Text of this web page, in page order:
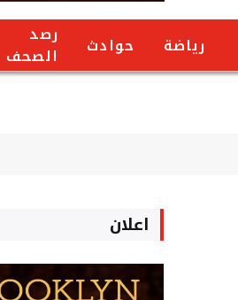
رياضة حوادث
رصد
الصحف
اعلان